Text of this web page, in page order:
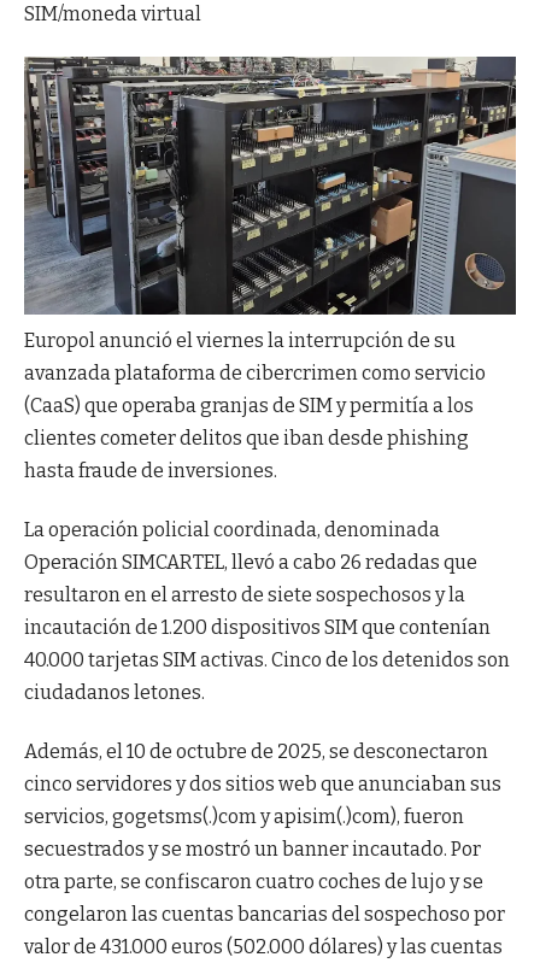
SIM/moneda virtual
Europol anunció el viernes la interrupción de su
avanzada plataforma de cibercrimen como servicio
(CaaS) que operaba granjas de SIM y permitía a los
clientes cometer delitos que iban desde phishing
hasta fraude de inversiones.
La operación policial coordinada, denominada
Operación SIMCARTEL, llevó a cabo 26 redadas que
resultaron en el arresto de siete sospechosos y la
incautación de 1.200 dispositivos SIM que contenían
40.000 tarjetas SIM activas. Cinco de los detenidos son
ciudadanos letones.
Además, el 10 de octubre de 2025, se desconectaron
cinco servidores y dos sitios web que anunciaban sus
servicios, gogetsms(.)com y apisim(.)com), fueron
secuestrados y se mostró un banner incautado. Por
otra parte, se confiscaron cuatro coches de lujo y se
congelaron las cuentas bancarias del sospechoso por
valor de 431.000 euros (502.000 dólares) y las cuentas